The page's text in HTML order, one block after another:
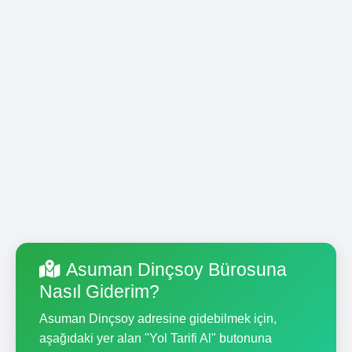
Asuman Dinçsoy Bürosuna
Nasıl Giderim?
Asuman Dinçsoy adresine gidebilmek için,
aşağıdaki yer alan "Yol Tarifi Al" butonuna